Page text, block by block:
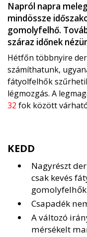
Napról napra
mindössze
gomolyfelhő.
száraz időnek
Hétfőn többnyire
számíthatunk,
fátyolfelhők
légmozgás. A
32 fok között
KEDD
Nagyrészt
csak kevés
Csapadék
A változó
mérsékelt